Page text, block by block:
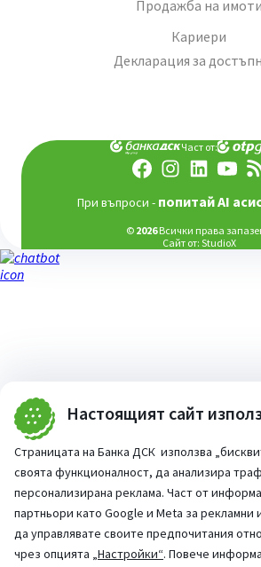
Настоящият сайт
Страницата на Банка ДСК използва
своята функционалност, да анализира
персонализирана реклама. Част от
партньори като Google и Meta за
да управлявате своите предпочитания
чрез опцията „Настройки“. Повече
Продажба на имоти
Кариери
Декларация за
Част от:
При въпроси - попитай AI
© 2026Всички права
Сайт от: StudioX